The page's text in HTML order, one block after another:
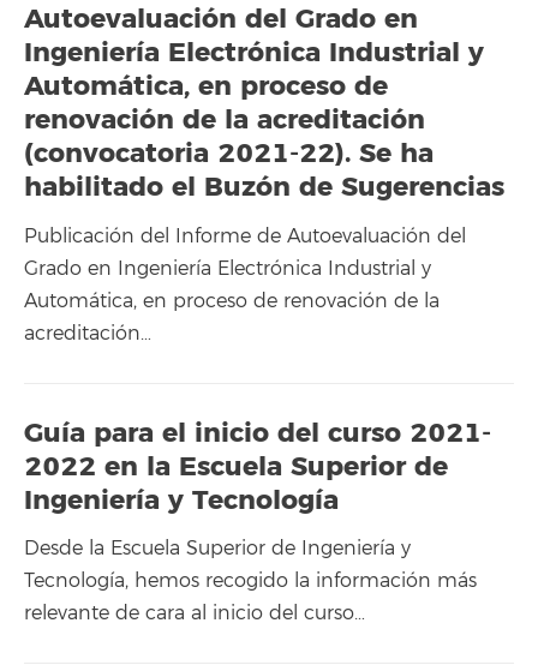
Autoevaluación del Grado en
Ingeniería Electrónica Industrial y
Automática, en proceso de
renovación de la acreditación
(convocatoria 2021-22). Se ha
habilitado el Buzón de Sugerencias
Publicación del Informe de Autoevaluación del
Grado en Ingeniería Electrónica Industrial y
Automática, en proceso de renovación de la
acreditación…
Guía para el inicio del curso 2021-
2022 en la Escuela Superior de
Ingeniería y Tecnología
Desde la Escuela Superior de Ingeniería y
Tecnología, hemos recogido la información más
relevante de cara al inicio del curso…